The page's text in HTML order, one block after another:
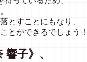
とすことにもなり、
とができるでしょう
子》、